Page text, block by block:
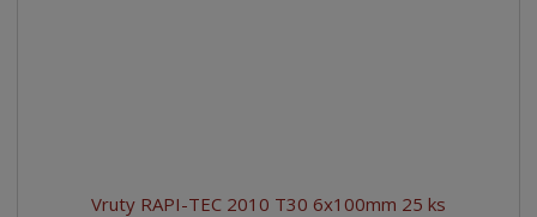
Vruty RAPI-TEC 2010 T30 6x100mm 25 ks